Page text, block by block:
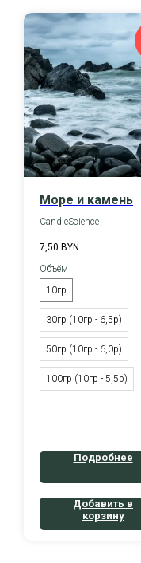
Море и камень
CandleScience
7,50 BYN
Объём
10гр
30гр (10гр - 6,5р)
50гр (10гр - 6,0р)
100гр (10гр - 5,5р)
Подробнее
Добавить в
корзину